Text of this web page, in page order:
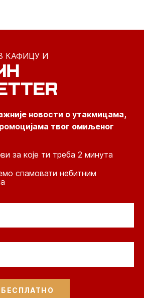
КАФИЦУ И
новости о утакмицама,
твог омиљеног
за које ти треба 2 минута
спамовати небитним